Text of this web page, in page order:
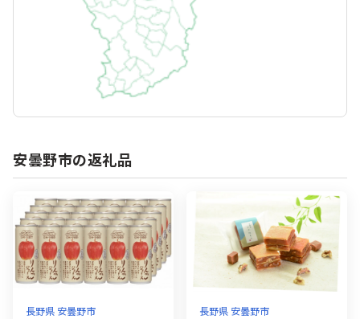
安曇野市の返礼品
長野県 安曇野市 長野県 安曇野市